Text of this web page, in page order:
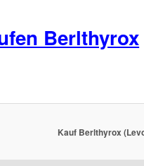
Berlthyrox
Kauf Berlthyrox